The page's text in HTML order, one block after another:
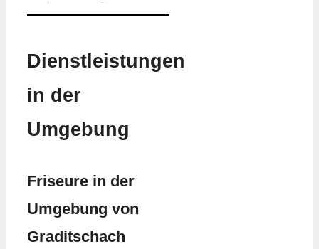
Dienstleistungen
in der
Umgebung
Friseure in der
Umgebung von
Graditschach